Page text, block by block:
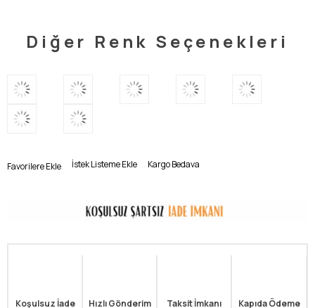
Diğer Renk Seçenekleri
Favorilere Ekle İstek Listeme Ekle Kargo Bedava
Koşulsuz İade Hızlı Gönderim Taksit İmkanı Kapıda Ödeme